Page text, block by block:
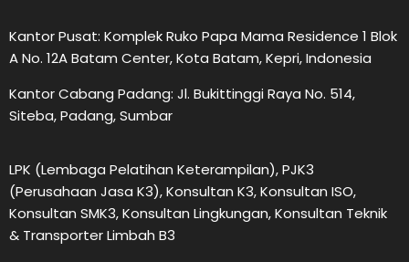
Kantor Pusat: Komplek Ruko Papa Mama Residence 1 Blok
A No. 12A Batam Center, Kota Batam, Kepri, Indonesia
Kantor Cabang Padang: Jl. Bukittinggi Raya No. 514,
Siteba, Padang, Sumbar
LPK (Lembaga Pelatihan Keterampilan), PJK3
(Perusahaan Jasa K3), Konsultan K3, Konsultan ISO,
Konsultan SMK3, Konsultan Lingkungan, Konsultan Teknik
& Transporter Limbah B3